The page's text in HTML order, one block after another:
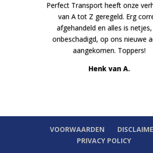
Perfect Transport heeft onze
van A tot Z geregeld. Erg
afgehandeld en alles is
onbeschadigd, op ons nieuwe
aangekomen. Toppers!
Henk van A.
VOORWAARDEN
PRIVACY POLICY